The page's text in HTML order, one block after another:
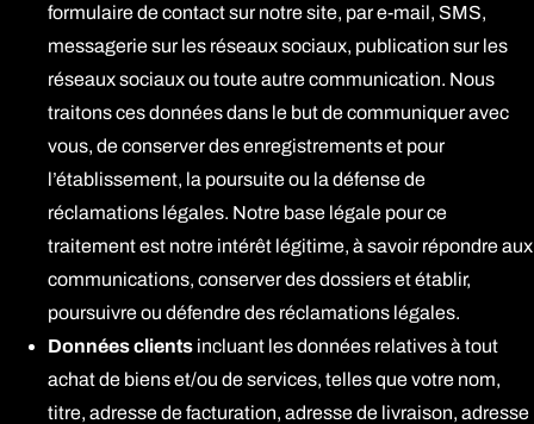
formulaire de contact sur notre site, par e-mail, SMS,
messagerie sur les réseaux sociaux, publication sur les
réseaux sociaux ou toute autre communication. Nous
traitons ces données dans le but de communiquer avec
vous, de conserver des enregistrements et pour
l’établissement, la poursuite ou la défense de
réclamations légales. Notre base légale pour ce
traitement est notre intérêt légitime, à savoir répondre aux
communications, conserver des dossiers et établir,
poursuivre ou défendre des réclamations légales.
Données clients incluant les données relatives à tout
achat de biens et/ou de services, telles que votre nom,
titre, adresse de facturation, adresse de livraison, adresse